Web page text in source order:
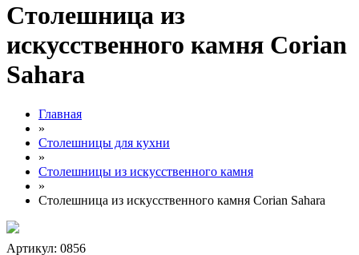
Столешница из
искусственного камня Corian
Sahara
Главная
»
Столешницы для кухни
»
Столешницы из искусственного камня
»
Столешница из искусственного камня Corian Sahara
Артикул: 0856